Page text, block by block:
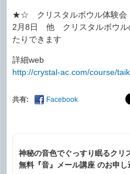
★☆ クリスタルボウル体
2月8日 他 クリスタルボウル
たりできます
詳細web
http://crystal-ac.com/course/
共有: Facebook
神秘の音色でぐっすり眠るクリ
無料『音』メール講座 のお申し